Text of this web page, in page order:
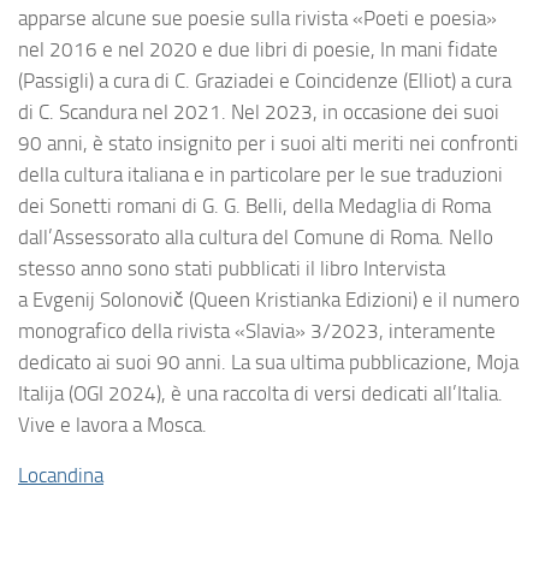
apparse alcune sue poesie sulla rivista «Poeti e poesia»
nel 2016 e nel 2020 e due libri di poesie, In mani fidate
(Passigli) a cura di C. Graziadei e Coincidenze (Elliot) a cura
di C. Scandura nel 2021. Nel 2023, in occasione dei suoi
90 anni, è stato insignito per i suoi alti meriti nei confronti
della cultura italiana e in particolare per le sue traduzioni
dei Sonetti romani di G. G. Belli, della Medaglia di Roma
dall’Assessorato alla cultura del Comune di Roma. Nello
stesso anno sono stati pubblicati il libro Intervista
a Evgenij Solonovič (Queen Kristianka Edizioni) e il numero
monografico della rivista «Slavia» 3/2023, interamente
dedicato ai suoi 90 anni. La sua ultima pubblicazione, Moja
Italija (OGI 2024), è una raccolta di versi dedicati all’Italia.
Vive e lavora a Mosca.
Locandina